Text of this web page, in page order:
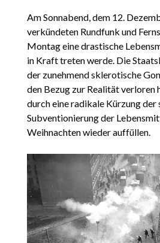
Am Sonnabend, dem 12.
verkündeten Rundfunk und
Montag eine drastische
in Kraft treten werde. Die
der zunehmend sklerotische
den Bezug zur Realität verloren
durch eine radikale Kürzung der
Subventionierung der
Weihnachten wieder auffüllen.